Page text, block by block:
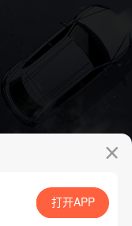
App免费看
打开APP